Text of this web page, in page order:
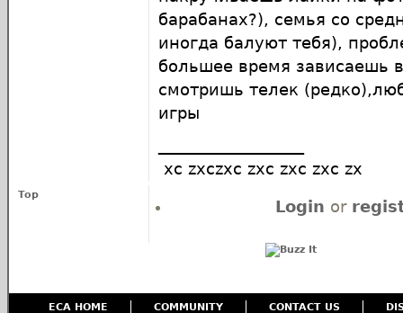
барабанах?), семья со
иногда балуют тебя),
большее время зависаешь
смотришь телек
игры
xc zxczxc zxc zxc zxc zx
Top
Login or
ECA HOME COMMUNITY CONTACT US